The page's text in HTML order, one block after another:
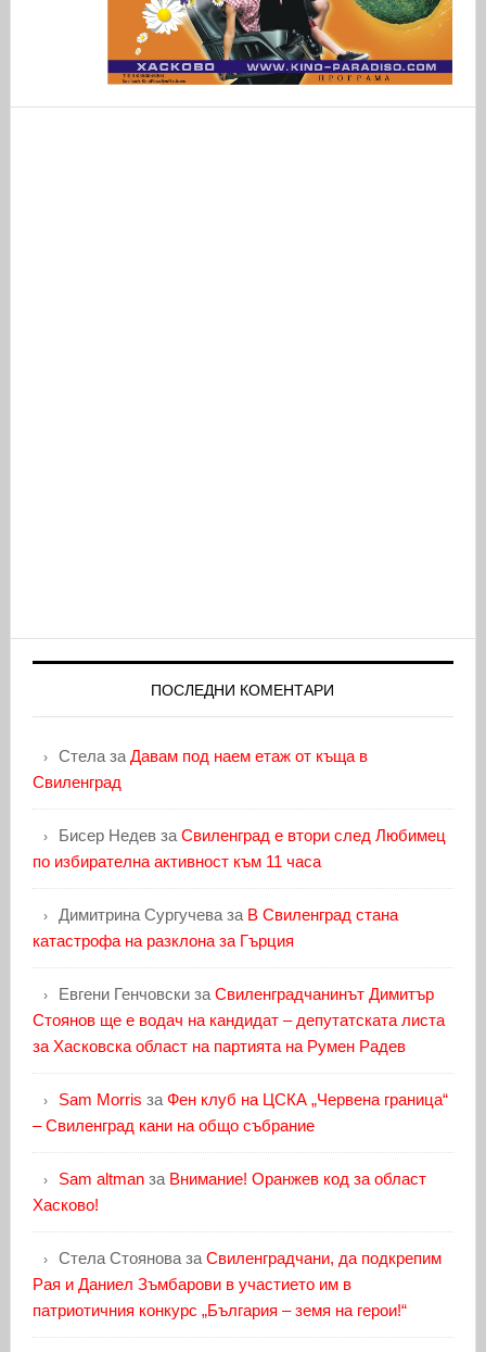
ПОСЛЕДНИ КОМЕНТАРИ
Стелаза Давам под наем етаж от къща в
Свиленград
Бисер Недевза Свиленград е втори след Любимец
по избирателна активност към 11 часа
Димитрина Сургучеваза В Свиленград стана
катастрофа на разклона за Гърция
Евгени Генчовскиза Свиленградчанинът Димитър
Стоянов ще е водач на кандидат – депутатската листа
за Хасковска област на партията на Румен Радев
Sam Morris за Фен клуб на ЦСКА „Червена граница“
– Свиленград кани на общо събрание
Sam altmanза Внимание! Оранжев код за област
Хасково!
Стела Стояноваза Свиленградчани, да подкрепим
Рая и Даниел Зъмбарови в участието им в
патриотичния конкурс „България – земя на герои!“